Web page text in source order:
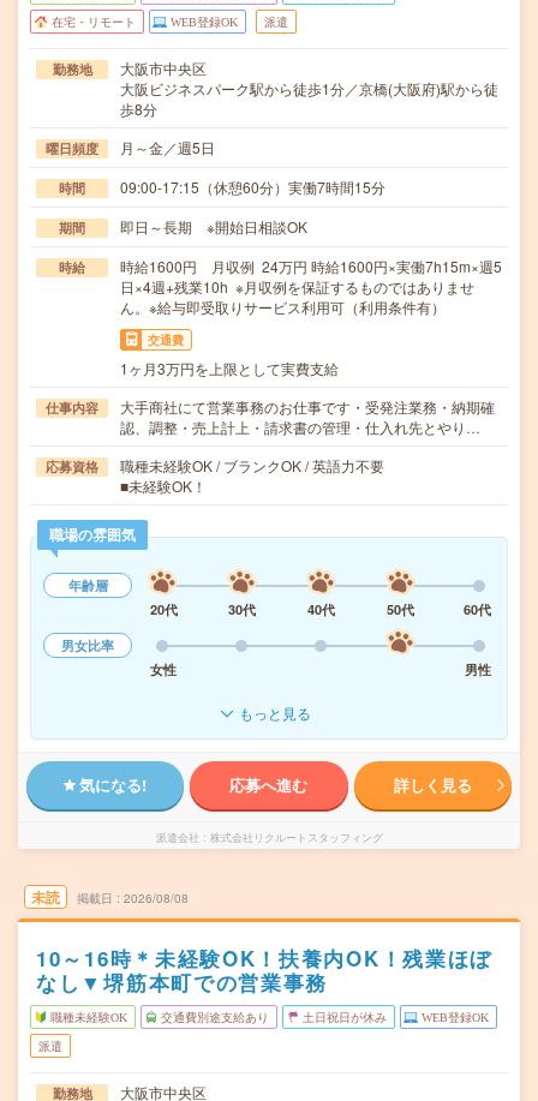
在宅・リモート WEB登録OK 派遣
勤務地
大阪市中央区
大阪ビジネスパーク駅から徒歩1分／京橋(大阪府)駅から徒
歩8分
曜日頻度 月～金／週5日
時間 09:00-17:15（休憩60分）実働7時間15分
期間 即日～長期 ※開始日相談OK
時給
時給1600円 月収例 24万円 時給1600円×実働7h15m×週5
日×4週+残業10h ※月収例を保証するものではありませ
ん。※給与即受取りサービス利用可（利用条件有）
交通費
1ヶ月3万円を上限として実費支給
仕事内容
大手商社にて営業事務のお仕事です・受発注業務・納期確
認、調整・売上計上・請求書の管理・仕入れ先とやり…
応募資格
職種未経験OK / ブランクOK / 英語力不要
■未経験OK！
職場の雰囲気
年齢層
20代
30代 40代 50代
60代
男女比率
女性
男性
もっと見る
気になる! 応募へ進む 詳しく見る
派遣会社 株式会社リクルートスタッフィング
未読 掲載日 2026/08/08
10～16時＊未経験OK！扶養内OK！残業ほぼ
なし▼堺筋本町での営業事務
職種未経験OK 交通費別途支給あり 土日祝日が休み WEB登録OK
派遣
勤務地 大阪市中央区